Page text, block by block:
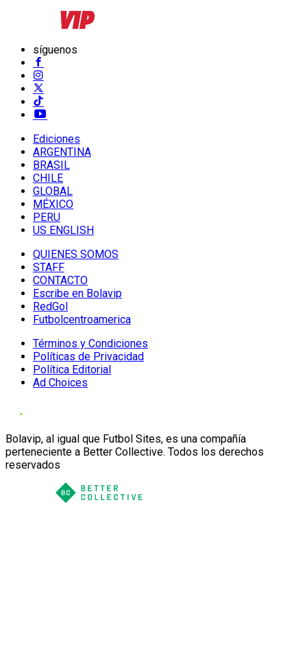
síguenos
Ediciones
ARGENTINA
BRASIL
CHILE
GLOBAL
MÉXICO
PERU
US ENGLISH
QUIENES SOMOS
STAFF
CONTACTO
Escribe en Bolavip
RedGol
Futbolcentroamerica
Términos y Condiciones
Políticas de Privacidad
Política Editorial
Ad Choices
Bolavip, al igual que Futbol Sites, es una compañía
perteneciente a Better Collective. Todos los derechos
reservados